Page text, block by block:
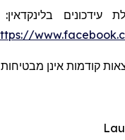
עידכונים בלינקדאין:
קודמות אינן